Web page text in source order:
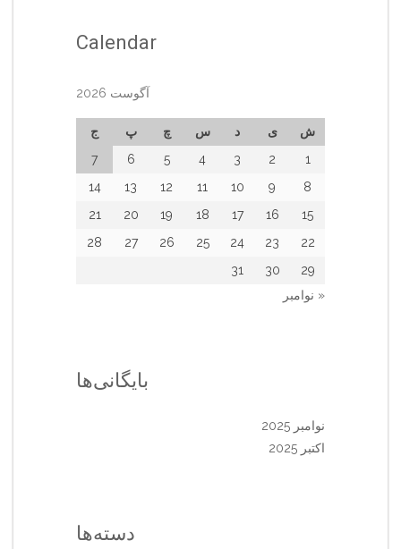
Calendar
آگوست 2026
ش ی د س چ پ
ج
1
2
3
4
5
6
7
8
9
10
11
12
13
14
15
16
17
18
19
20
21
22
23
24
25
26
27
28
29
30
31
« نوامبر
بایگانی‌ها
نوامبر 2025
اکتبر 2025
دسته‌ها